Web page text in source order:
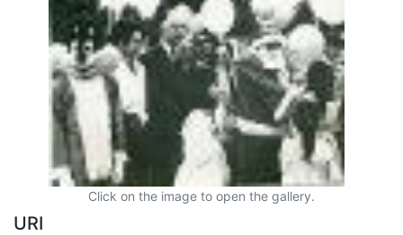
Click on the image to open the gallery.
URI